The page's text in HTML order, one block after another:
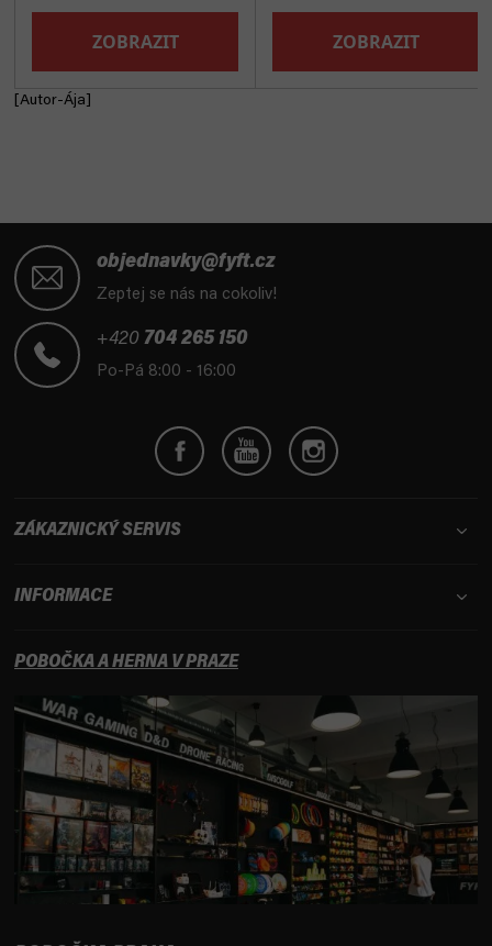
[Autor-Ája]
objednavky@fyft.cz
Zeptej se nás na cokoliv!
+420 704 265 150
Po-Pá 8:00 - 16:00
ZÁKAZNICKÝ SERVIS
INFORMACE
POBOČKA A HERNA V PRAZE